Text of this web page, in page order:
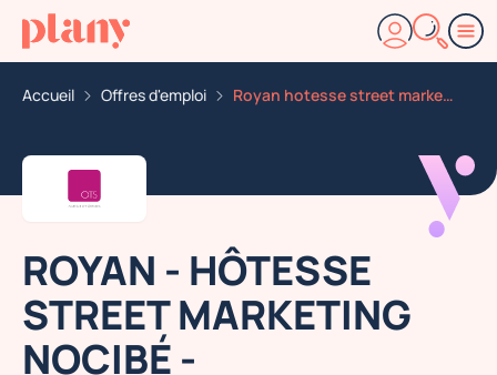
Accueil Offres d'emploi Royan hotesse street marketing nocibe 22 23 29 30 08 2
ROYAN - HÔTESSE
STREET MARKETING
NOCIBÉ -